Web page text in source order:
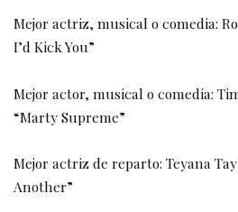
Mejor actriz, musical o comedia:
I’d Kick You”
Mejor actor, musical o comedia:
“Marty Supreme”
Mejor actriz de reparto: Teyana
Another”